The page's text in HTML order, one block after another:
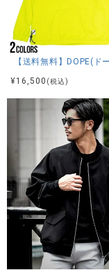
【送料無料】DOPE(
¥16,500 (税込)